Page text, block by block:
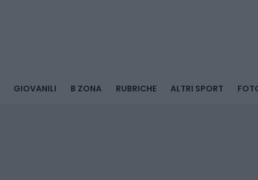
GIOVANILI B ZONA RUBRICHE ALTRI SPORT